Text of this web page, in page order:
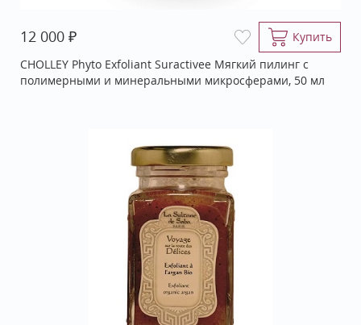
12 000 ₽
Купить
CHOLLEY Phyto Exfoliant Suractivee Мягкий пилинг с
полимерными и минеральными микросферами, 50 мл